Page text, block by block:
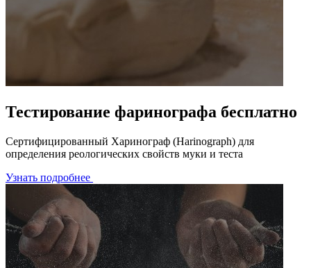
Тестирование фаринографа бесплатно
Сертифицированный Харинограф (Harinograph) для
определения реологических свойств муки и теста
Узнать подробнее